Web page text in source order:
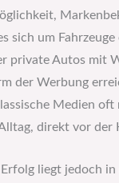
sich um Fahrzeuge
private Autos mit
der Werbung
Medien oft
direkt vor der
Erfolg liegt jedoch